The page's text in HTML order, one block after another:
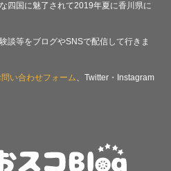
四国に魅了されて2019年夏に香川県に
談等をブログやSNSで配信して行きま
問い合わせフォーム、Twitter・Instagram